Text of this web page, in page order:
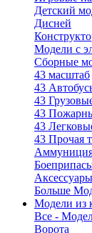
Детский
Дисней
Модели с
Сборные
43 масштаб
43
43
43
43
43 Прочая
Аксессуары
Больше
Модели из
Все -
Ворота